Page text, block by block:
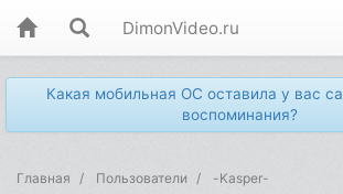
DimonVideo.ru
Какая мобильная ОС оставила у вас
воспоминания?
Главная Пользователи -Kasper-